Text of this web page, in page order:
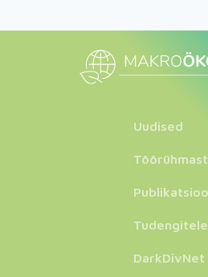
Uudised
Töörühmast
Tudengitele
DarkDivNet